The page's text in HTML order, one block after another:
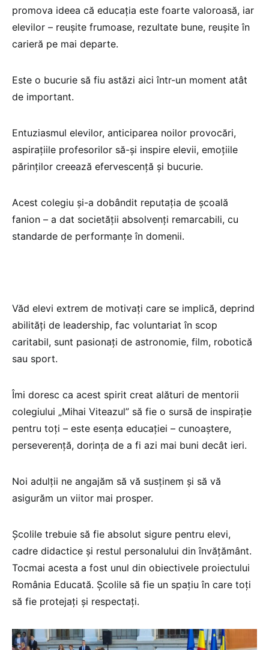
promova ideea că educația este foarte valoroasă, iar
elevilor – reușite frumoase, rezultate bune, reușite în
carieră pe mai departe.
Este o bucurie să fiu astăzi aici într-un moment atât
de important.
Entuziasmul elevilor, anticiparea noilor provocări,
aspirațiile profesorilor să-și inspire elevii, emoțiile
părinților creează efervescență și bucurie.
Acest colegiu și-a dobândit reputația de școală
fanion – a dat societății absolvenți remarcabili, cu
standarde de performanțe în domenii.
Văd elevi extrem de motivați care se implică, deprind
abilități de leadership, fac voluntariat în scop
caritabil, sunt pasionați de astronomie, film, robotică
sau sport.
Îmi doresc ca acest spirit creat alături de mentorii
colegiului „Mihai Viteazul” să fie o sursă de inspirație
pentru toți – este esența educației – cunoaștere,
perseverență, dorința de a fi azi mai buni decât ieri.
Noi adulții ne angajăm să vă susținem și să vă
asigurăm un viitor mai prosper.
Școlile trebuie să fie absolut sigure pentru elevi,
cadre didactice și restul personalului din învățământ.
Tocmai acesta a fost unul din obiectivele proiectului
România Educată. Școlile să fie un spațiu în care toți
să fie protejați și respectați.